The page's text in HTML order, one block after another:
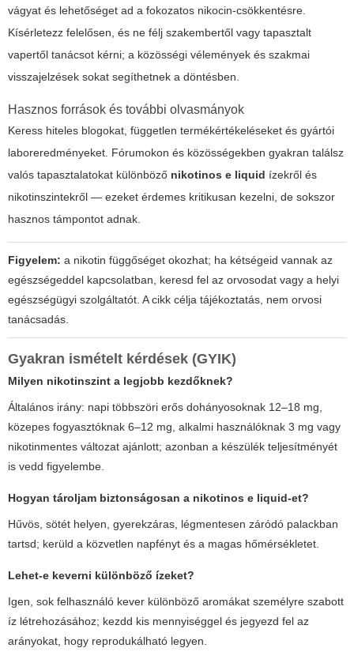
vágyat és lehetőséget ad a fokozatos nikocin-csökkentésre.
Kísérletezz felelősen, és ne félj szakembertől vagy tapasztalt
vapertől tanácsot kérni; a közösségi vélemények és szakmai
visszajelzések sokat segíthetnek a döntésben.
Hasznos források és további olvasmányok
Keress hiteles blogokat, független termékértékeléseket és gyártói
laboreredményeket. Fórumokon és közösségekben gyakran találsz
valós tapasztalatokat különböző nikotinos e liquid ízekről és
nikotinszintekről — ezeket érdemes kritikusan kezelni, de sokszor
hasznos támpontot adnak.
Figyelem: a nikotin függőséget okozhat; ha kétségeid vannak az
egészségeddel kapcsolatban, keresd fel az orvosodat vagy a helyi
egészségügyi szolgáltatót. A cikk célja tájékoztatás, nem orvosi
tanácsadás.
Gyakran ismételt kérdések (GYIK)
Milyen nikotinszint a legjobb kezdőknek?
Általános irány: napi többszöri erős dohányosoknak 12–18 mg,
közepes fogyasztóknak 6–12 mg, alkalmi használóknak 3 mg vagy
nikotinmentes változat ajánlott; azonban a készülék teljesítményét
is vedd figyelembe.
Hogyan tároljam biztonságosan a nikotinos e liquid-et?
Hűvös, sötét helyen, gyerekzáras, légmentesen záródó palackban
tartsd; kerüld a közvetlen napfényt és a magas hőmérsékletet.
Lehet-e keverni különböző ízeket?
Igen, sok felhasználó kever különböző aromákat személyre szabott
íz létrehozásához; kezdd kis mennyiséggel és jegyezd fel az
arányokat, hogy reprodukálható legyen.